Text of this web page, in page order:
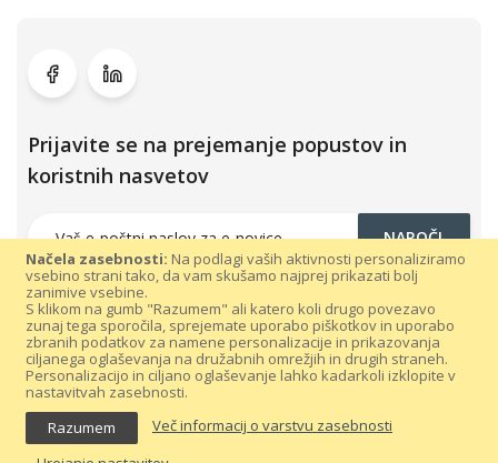
Načela zasebnosti: Na podlagi vaših aktivnosti personaliziramo
vsebino strani tako, da vam skušamo najprej prikazati bolj
zanimive vsebine.
S klikom na gumb "Razumem" ali katero koli drugo povezavo
zunaj tega sporočila, sprejemate uporabo piškotkov in uporabo
zbranih podatkov za namene personalizacije in prikazovanja
ciljanega oglaševanja na družabnih omrežjih in drugih straneh.
Personalizacijo in ciljano oglaševanje lahko kadarkoli izklopite v
nastavitvah zasebnosti.
Razumem
Več informacij o varstvu zasebnosti
Prijavite se na prejemanje popustov in
koristnih nasvetov
NAROČI
Vse pravice pridržane 300dpi.com © 2021 |
Splošni pogoji poslovanja
|Varovanje podatkov